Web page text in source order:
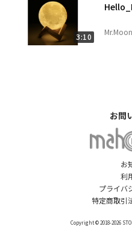
3:10
お
利
プライバ
特定商取引
お問
Copyright © 2018-2026